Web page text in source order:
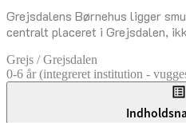
Grejsdalens Børnehus ligger
centralt placeret i Grejsdalen,
Grejs / Grejsdalen
0-6 år (integreret institution -